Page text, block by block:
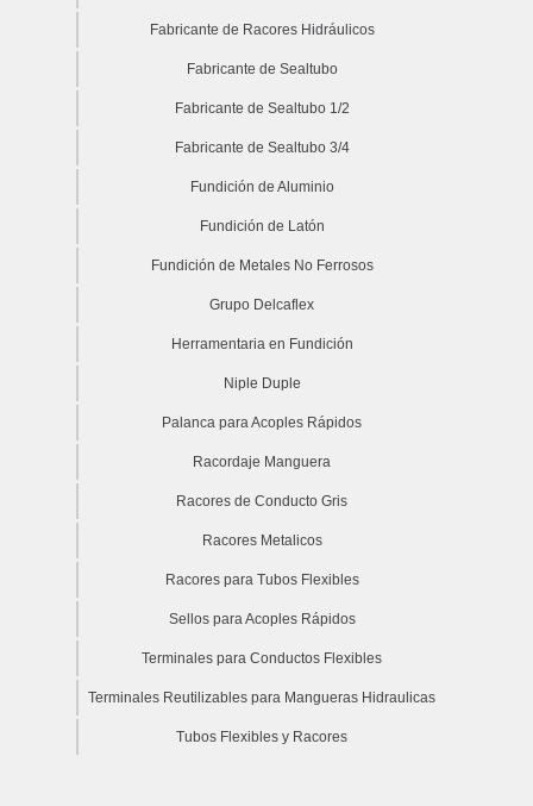
Fabricante de Racores Hidráulicos
Fabricante de Sealtubo
Fabricante de Sealtubo 1/2
Fabricante de Sealtubo 3/4
Fundición de Aluminio
Fundición de Latón
Fundición de Metales No Ferrosos
Grupo Delcaflex
Herramentaria en Fundición
Niple Duple
Palanca para Acoples Rápidos
Racordaje Manguera
Racores de Conducto Gris
Racores Metalicos
Racores para Tubos Flexibles
Sellos para Acoples Rápidos
Terminales para Conductos Flexibles
Terminales Reutilizables para Mangueras Hidraulicas
Tubos Flexibles y Racores